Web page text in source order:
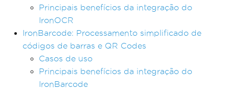
Principais benefícios da integração do
IronOCR
IronBarcode: Processamento simplificado de
códigos de barras e QR Codes
Casos de uso
Principais benefícios da integração do
IronBarcode